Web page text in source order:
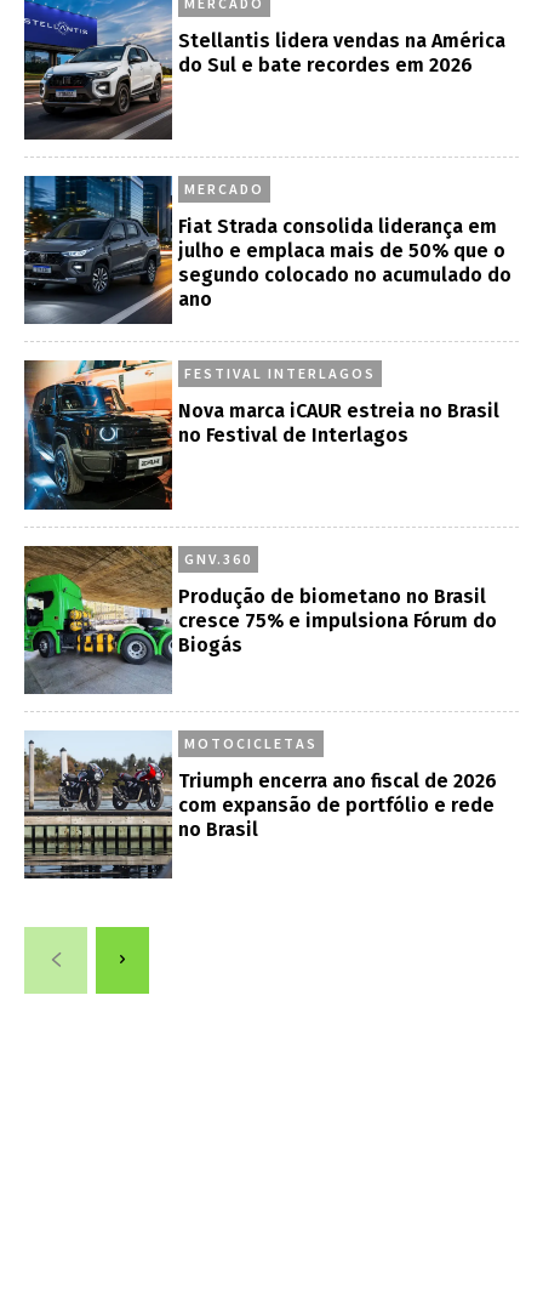
Stellantis lidera vendas na América
do Sul e bate recordes em 2026
MERCADO
Fiat Strada consolida liderança em
julho e emplaca mais de 50% que o
segundo colocado no acumulado do
ano
FESTIVAL INTERLAGOS
Nova marca iCAUR estreia no Brasil
no Festival de Interlagos
GNV.360
Produção de biometano no Brasil
cresce 75% e impulsiona Fórum do
Biogás
MOTOCICLETAS
Triumph encerra ano fiscal de 2026
com expansão de portfólio e rede
no Brasil